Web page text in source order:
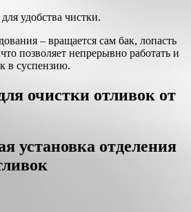
удобства чистки.
– вращается сам бак, лопасть
позволяет непрерывно работать и
в суспензию.
очистки отливок от
установка отделения